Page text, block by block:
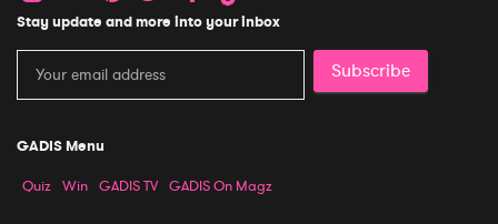
Stay update and more into your inbox
Subscribe
GADIS Menu
Quiz Win GADIS TV GADIS On Magz